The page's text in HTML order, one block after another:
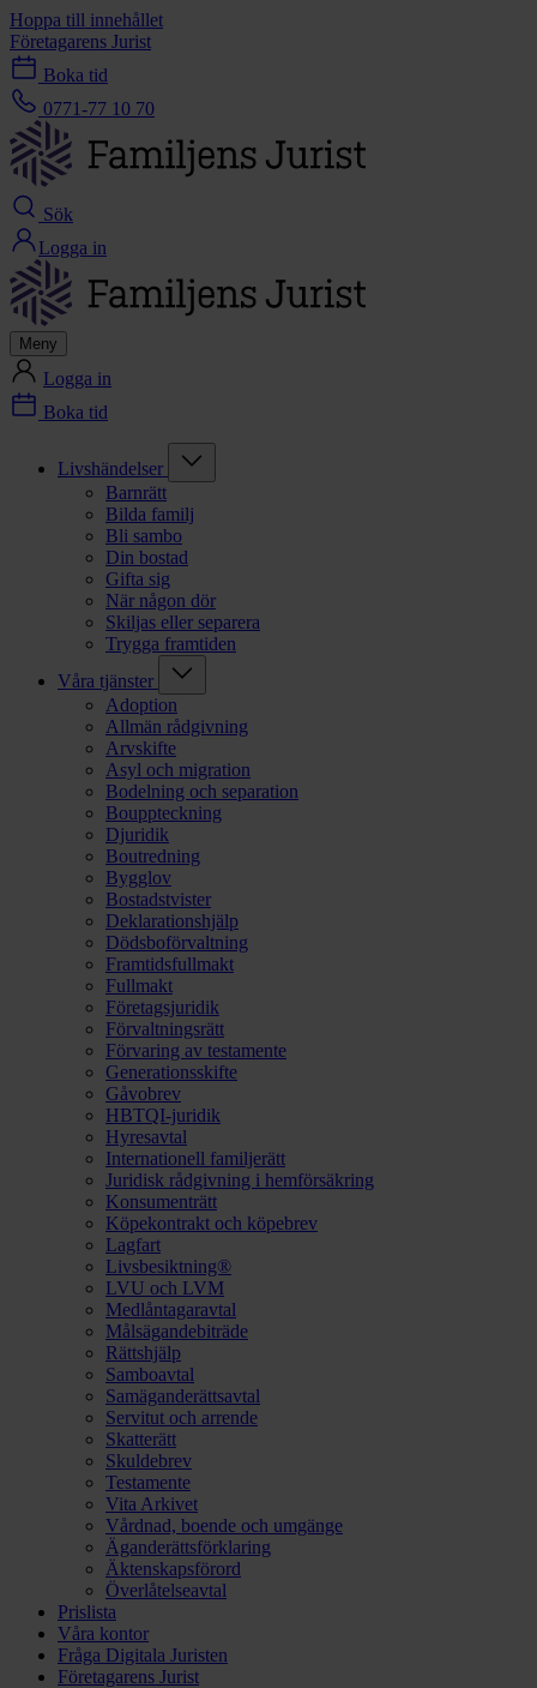
Hoppa till innehållet
Företagarens Jurist
Boka tid
0771-77 10 70
Sök
Logga in
Meny
Logga in
Boka tid
Livshändelser
Barnrätt
Bilda familj
Bli sambo
Din bostad
Gifta sig
När någon dör
Skiljas eller separera
Trygga framtiden
Våra tjänster
Adoption
Allmän rådgivning
Arvskifte
Asyl och migration
Bodelning och separation
Bouppteckning
Djuridik
Boutredning
Bygglov
Bostadstvister
Deklarationshjälp
Dödsboförvaltning
Framtidsfullmakt
Fullmakt
Företagsjuridik
Förvaltningsrätt
Förvaring av testamente
Generationsskifte
Gåvobrev
HBTQI-juridik
Hyresavtal
Internationell familjerätt
Juridisk rådgivning i hemförsäkring
Konsumenträtt
Köpekontrakt och köpebrev
Lagfart
Livsbesiktning®
LVU och LVM
Medlåntagaravtal
Målsägandebiträde
Rättshjälp
Samboavtal
Samäganderättsavtal
Servitut och arrende
Skatterätt
Skuldebrev
Testamente
Vita Arkivet
Vårdnad, boende och umgänge
Äganderättsförklaring
Äktenskapsförord
Överlåtelseavtal
Prislista
Våra kontor
Fråga Digitala Juristen
Företagarens Jurist